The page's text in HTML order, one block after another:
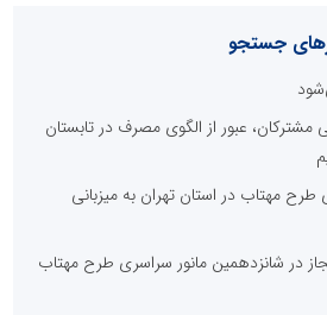
جستجو
عبور از الگوی مصرف در تابستان
مهتاب در استان تهران به میزبانی
برق غیرمجاز در شانزدهمین مانور سراسری طرح مهتاب